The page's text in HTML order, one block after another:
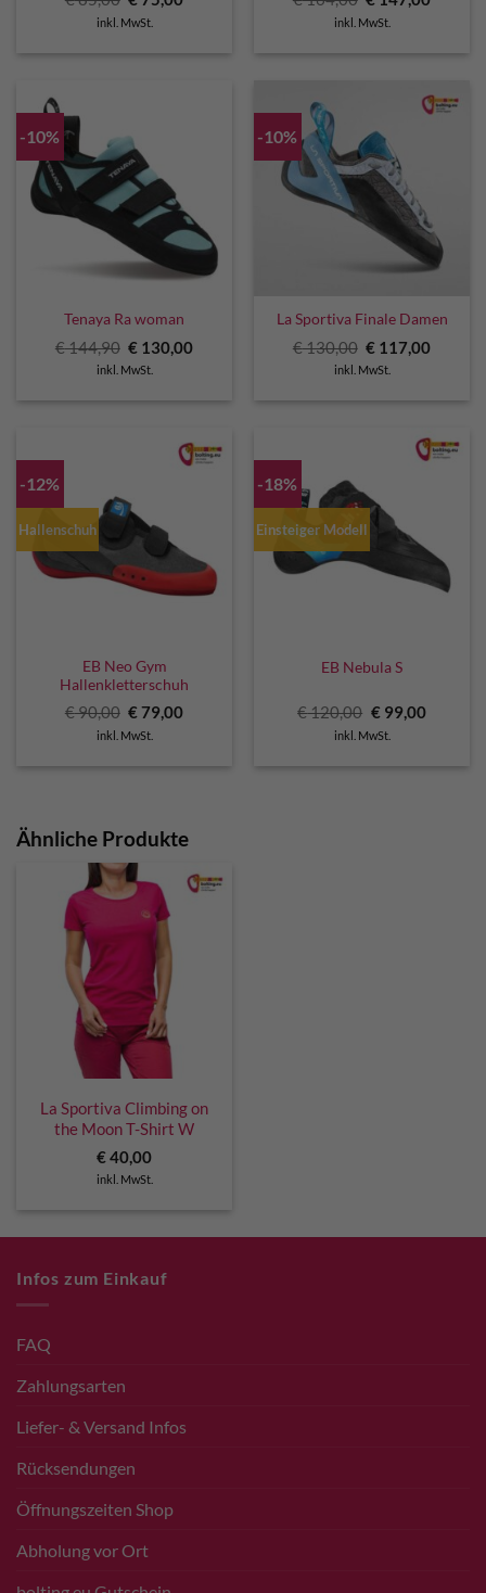
Preis
war:
inkl. MwSt. war:
inkl. MwSt.
-10%
Tenaya Ra woman
€144,90 Ursprünglicher
Preis
war:
€ 130,00Aktueller
inkl. MwSt.
-10%
La Sportiva Finale Damen
€130,00 Ursprünglicher
Preis
war:
€ 117,00
inkl. MwSt.
-12%
Hallenschuh
EB Neo Gym
Hallenkletterschuh
€90,00 Ursprünglicher
Preis
war:
€79,00Aktueller
inkl. MwSt.
-18%
Einsteiger Modell
EB Nebula S
€120,00 Ursprünglicher
Preis
war:
€99,00
inkl. MwSt.
Ähnliche Produkte
La Sportiva Climbing on
the Moon T-Shirt W
€40,00
inkl. MwSt.
Infos zum Einkauf
FAQ
Zahlungsarten
Liefer- & Versand Infos
Rücksendungen
Öffnungszeiten Shop
Abholung vor Ort